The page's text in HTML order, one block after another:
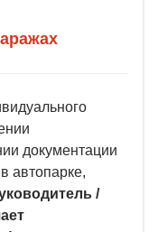
документации
автопарке,
/